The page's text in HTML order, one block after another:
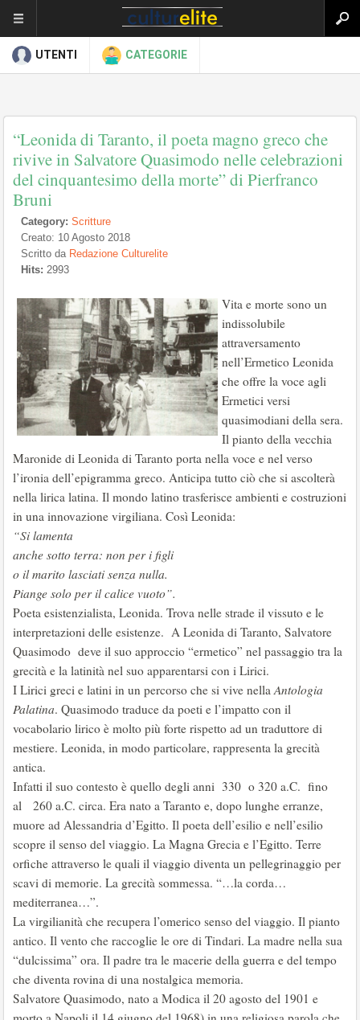
UTENTI CATEGORIE
“Leonida di Taranto, il poeta magno greco che
rivive in Salvatore Quasimodo nelle celebrazioni
del cinquantesimo della morte” di Pierfranco
Bruni
Category: Scritture
Creato: 10 Agosto 2018
Scritto da Redazione Culturelite
Hits: 2993
Vita e morte sono un
indissolubile
attraversamento
nell’Ermetico Leonida
che offre la voce agli
Ermetici versi
quasimodiani della sera.
Il pianto della vecchia
Maronide di Leonida di Taranto porta nella voce e nel verso
l’ironia dell’epigramma greco. Anticipa tutto ciò che si ascolterà
nella lirica latina. Il mondo latino trasferisce ambienti e costruzioni
in una innovazione virgiliana. Così Leonida:
“Si lamenta
anche sotto terra: non per i figli
o il marito lasciati senza nulla.
Piange solo per il calice vuoto”.
Poeta esistenzialista, Leonida. Trova nelle strade il vissuto e le
interpretazioni delle esistenze. A Leonida di Taranto, Salvatore
Quasimodo deve il suo approccio “ermetico” nel passaggio tra la
grecità e la latinità nel suo apparentarsi con i Lirici.
I Lirici greci e latini in un percorso che si vive nellaAntologia
Palatina. Quasimodo traduce da poeti e l’impatto con il
vocabolario lirico è molto più forte rispetto ad un traduttore di
mestiere. Leonida, in modo particolare, rappresenta la grecità
antica.
Infatti il suo contesto è quello degli anni 330 o 320 a.C. fino
al 260 a.C. circa. Era nato a Taranto e, dopo lunghe erranze,
muore ad Alessandria d’Egitto. Il poeta dell’esilio e nell’esilio
scopre il senso del viaggio. La Magna Grecia e l’Egitto. Terre
orfiche attraverso le quali il viaggio diventa un pellegrinaggio per
scavi di memorie. La grecità sommessa. “…la corda…
mediterranea…”.
La virgilianità che recupera l’omerico senso del viaggio. Il pianto
antico. Il vento che raccoglie le ore di Tindari. La madre nella sua
“dulcissima” ora. Il padre tra le macerie della guerra e del tempo
che diventa rovina di una nostalgica memoria.
Salvatore Quasimodo, nato a Modica il 20 agosto del 1901 e